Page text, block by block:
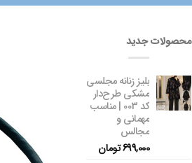
محصولات جدید
بلیز زنانه مجلسی
مشکی طرح‌دار
کد 003 | مناسب
مهمانی و
مجالس
699,000تومان